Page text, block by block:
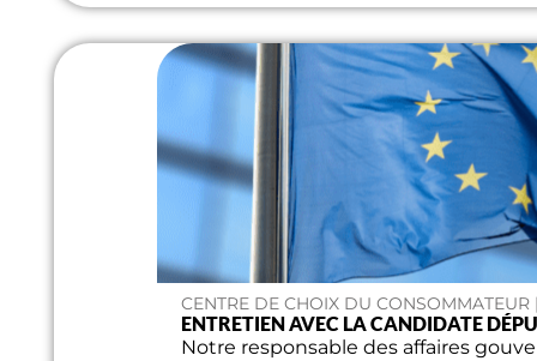
CENTRE DE CHOIX DU CONSOMMATEUR
ENTRETIEN AVEC LA CANDIDATE
Notre responsable des affaires